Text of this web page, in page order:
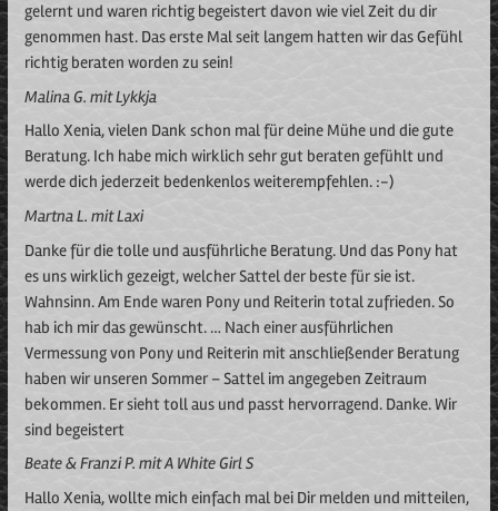
gelernt und waren richtig begeistert davon wie viel Zeit du dir
genommen hast. Das erste Mal seit langem hatten wir das Gefühl
richtig beraten worden zu sein!
Malina G. mit Lykkja
Hallo Xenia, vielen Dank schon mal für deine Mühe und die gute
Beratung. Ich habe mich wirklich sehr gut beraten gefühlt und
werde dich jederzeit bedenkenlos weiterempfehlen. :-)
Martna L. mit Laxi
Danke für die tolle und ausführliche Beratung. Und das Pony hat
es uns wirklich gezeigt, welcher Sattel der beste für sie ist.
Wahnsinn. Am Ende waren Pony und Reiterin total zufrieden. So
hab ich mir das gewünscht. … Nach einer ausführlichen
Vermessung von Pony und Reiterin mit anschließender Beratung
haben wir unseren Sommer – Sattel im angegeben Zeitraum
bekommen. Er sieht toll aus und passt hervorragend. Danke. Wir
sind begeistert
Beate & Franzi P. mit A White Girl S
Hallo Xenia, wollte mich einfach mal bei Dir melden und mitteilen,